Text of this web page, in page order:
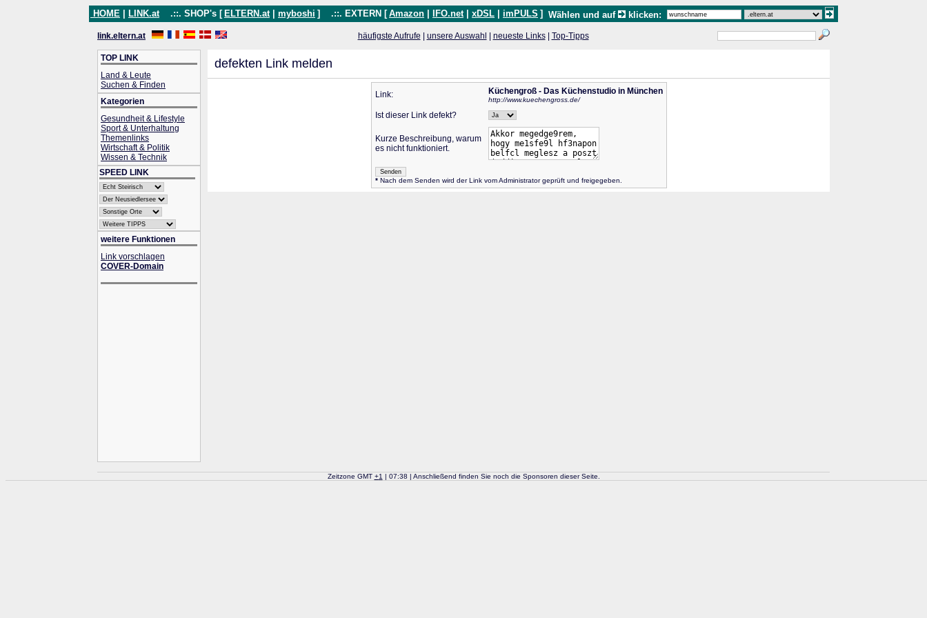
HOME LINK.at .::. SHOP's [ ELTERN.at myboshi ] .::. EXTERN [ Amazon IFO.net xDSL imPULS ] Wählen und auf klicken:
link.eltern.at häufigste Aufrufe unsere Auswahl neueste Links| Top-Tipps
TOP LINK
Land & Leute
Suchen & Finden
Kategorien
Gesundheit & Lifestyle
Sport & Unterhaltung
Themenlinks
Wirtschaft & Politik
Wissen & Technik
SPEED LINK
weitere Funktionen
Link vorschlagen
COVER-Domain
defekten Link melden
Link: Küchengroß - Das Küchenstudio in München
http://www.kuechengross.de/
Ist dieser Link defekt?
Kurze Beschreibung, warum
es nicht funktioniert.
*Nach dem Senden wird der Link vom Administrator geprüft und freigegeben.
Zeitzone GMT +1 | 07:38 | Anschließend finden Sie noch die Sponsoren dieser Seite.